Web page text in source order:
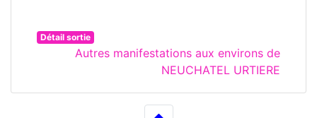
Détail sortie
Autres manifestations aux environs de
NEUCHATEL URTIERE